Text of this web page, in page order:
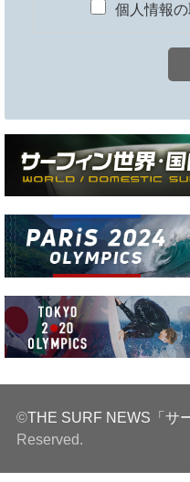
個人情報
©THE SURF NEWS「サ
Reserved.